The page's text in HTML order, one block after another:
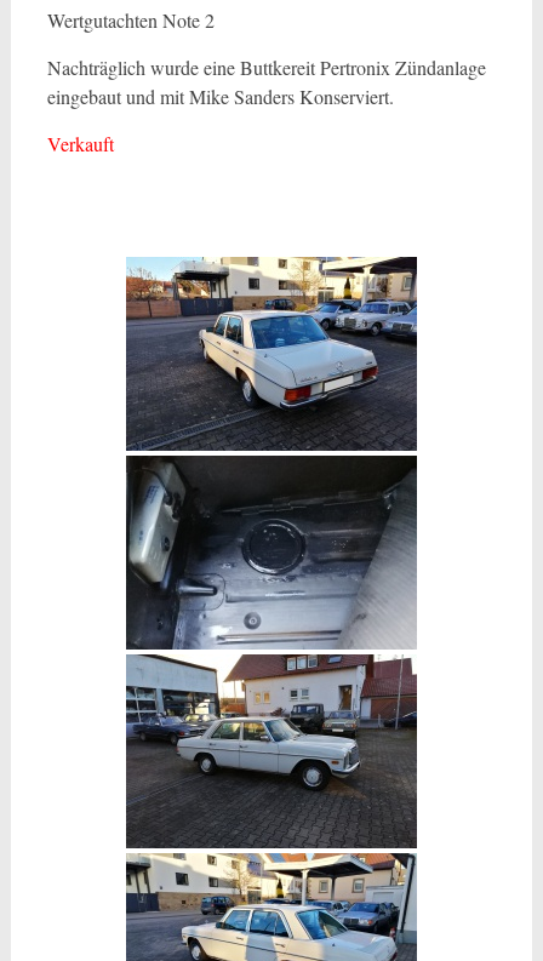
Wertgutachten Note 2
Nachträglich wurde eine Buttkereit Pertronix Zündanlage
eingebaut und mit Mike Sanders Konserviert.
Verkauft